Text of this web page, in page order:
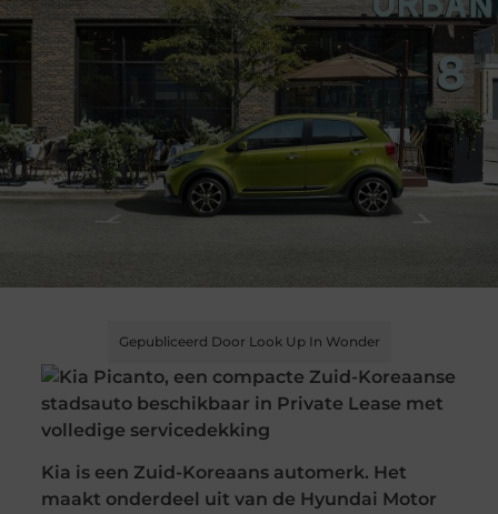
Gepubliceerd Door Look Up In Wonder
Kia is een Zuid-Koreaans automerk. Het
maakt onderdeel uit van de Hyundai Motor